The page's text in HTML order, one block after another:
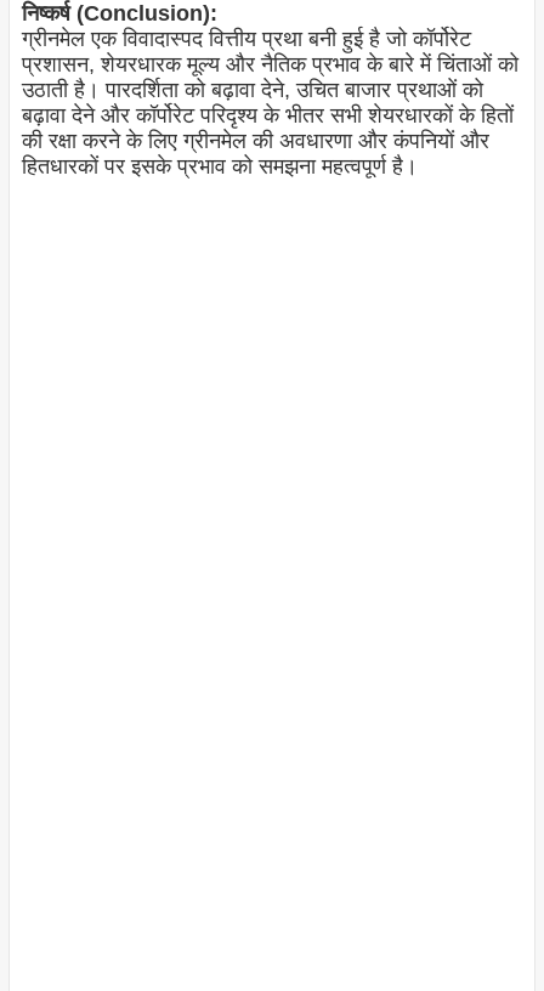
निष्कर्ष (Conclusion):
ग्रीनमेल एक विवादास्पद वित्तीय प्रथा बनी हुई है जो कॉर्पोरेट
प्रशासन, शेयरधारक मूल्य और नैतिक प्रभाव के बारे में चिंताओं को
उठाती है। पारदर्शिता को बढ़ावा देने, उचित बाजार प्रथाओं को
बढ़ावा देने और कॉर्पोरेट परिदृश्य के भीतर सभी शेयरधारकों के हितों
की रक्षा करने के लिए ग्रीनमेल की अवधारणा और कंपनियों और
हितधारकों पर इसके प्रभाव को समझना महत्वपूर्ण है।